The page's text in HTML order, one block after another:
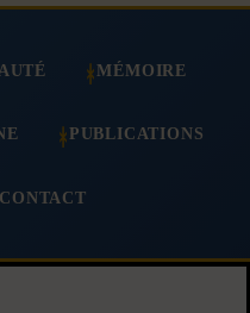
MÉMOIRE
PUBLICATIONS
CONTACT